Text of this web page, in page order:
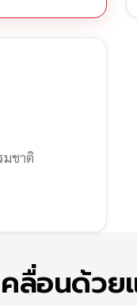
มชาติ
ลื่อนด้วย